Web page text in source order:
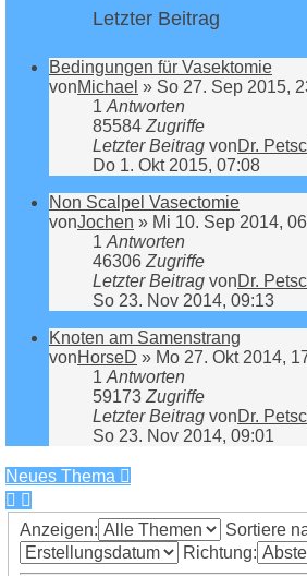
Letzter Beitrag
Bedingungen für Vasektomie
vonMichael » So 27. Sep 2015,
1 Antworten
85584 Zugriffe
Letzter Beitrag vonDr.
Do 1. Okt 2015, 07:08
Non Scalpel Vasectomie
vonJochen » Mi 10. Sep 2014,
1 Antworten
46306 Zugriffe
Letzter Beitrag vonDr.
So 23. Nov 2014, 09:13
Knoten am Samenstrang
vonHorseD » Mo 27. Okt 2014,
1 Antworten
59173 Zugriffe
Letzter Beitrag vonDr.
So 23. Nov 2014, 09:01
Neues Thema
Anzeigen:
Sortiere
Richtung: